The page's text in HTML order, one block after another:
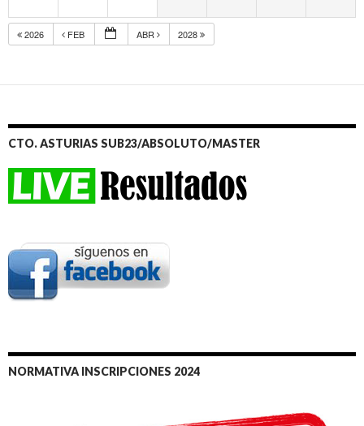
2026 FEB ABR 2028
CTO. ASTURIAS SUB23/ABSOLUTO/MASTER
NORMATIVA INSCRIPCIONES 2024